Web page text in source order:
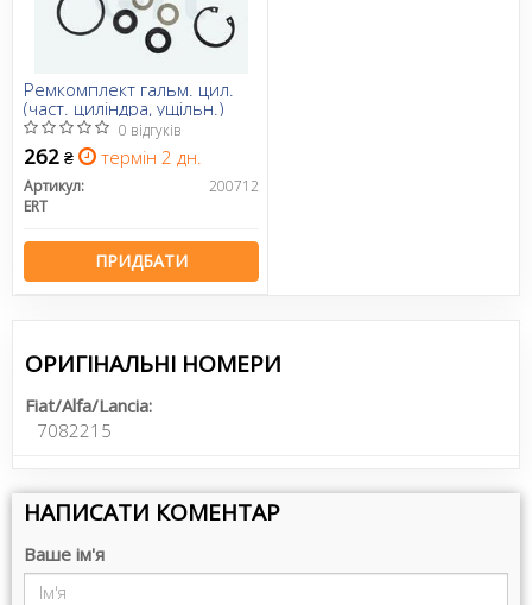
Ремкомплект гальм. цил.
(част. циліндра, ущільн.)
0 відгуків
262 ₴ термін 2 дн.
Артикул:
200712
ERT
ПРИДБАТИ
ОРИГІНАЛЬНІ НОМЕРИ
Fiat/Alfa/Lancia:
7082215
НАПИСАТИ КОМЕНТАР
Ваше ім'я